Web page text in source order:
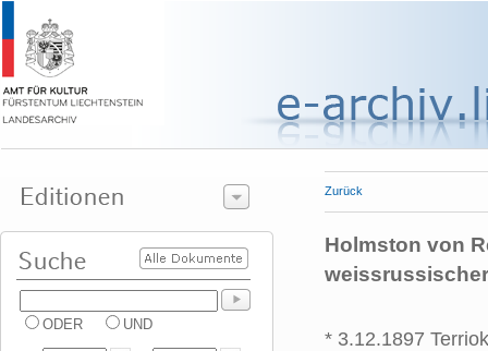
ODER UND
Zurück
Holmston von
* 3.12.1897